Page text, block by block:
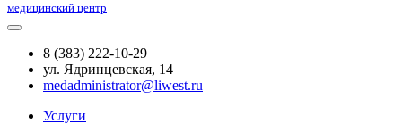
медицинский центр
8 (383) 222-10-29
ул. Ядринцевская, 14
medadministrator@liwest.ru
Услуги